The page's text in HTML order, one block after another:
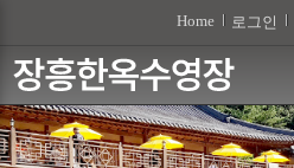
Home 로그인